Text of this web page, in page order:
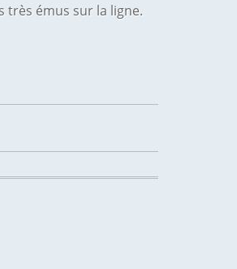
très émus sur la ligne.